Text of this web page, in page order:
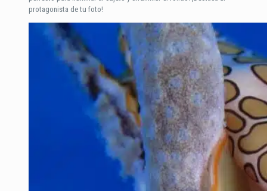
protagonista de tu foto!